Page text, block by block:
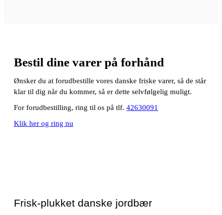
Bestil dine varer på forhånd
Ønsker du at forudbestille vores danske friske varer, så de står
klar til dig når du kommer, så er dette selvfølgelig muligt.
For forudbestilling, ring til os på tlf. 42630091
Klik her og ring nu
Frisk-plukket danske jordbær